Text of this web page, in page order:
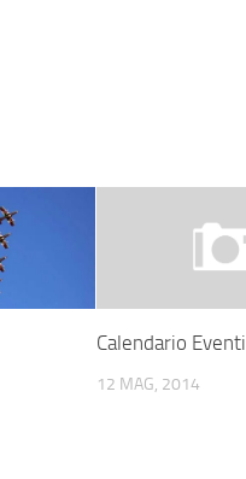
Calendario Eventi
12 MAG, 2014